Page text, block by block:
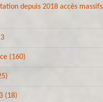
depuis 2018 accès massifs
(160)
(18)